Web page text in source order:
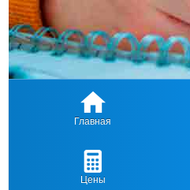
Главная
Цены